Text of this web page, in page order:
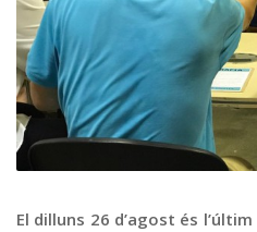
Publicitat
Contacte
El dilluns 26 d’agost és